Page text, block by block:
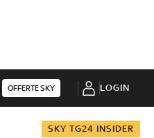
OFFERTE SKY LOGIN
SKY TG24 INSIDER